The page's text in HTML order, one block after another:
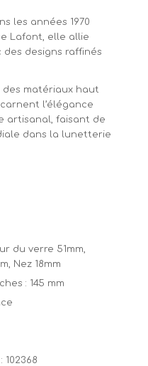
les années 1970
Lafont, elle allie
designs raffinés
des matériaux haut
l’élégance
artisanal, faisant de
dans la lunetterie
du verre 51mm,
Nez 18mm
: 145 mm